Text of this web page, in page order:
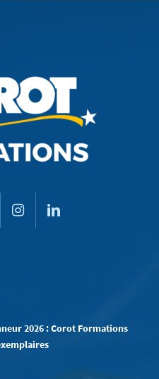
2026 : Corot Formations